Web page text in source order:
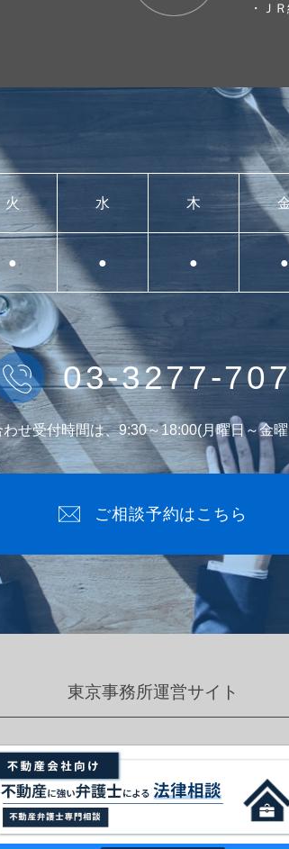
・Ｊ
火 水 木
● ● ● ●
03-3277-
わせ受付時間は、9:30～18:00(月曜日～金曜
ご相談予約はこちら
東京事務所運営サイト